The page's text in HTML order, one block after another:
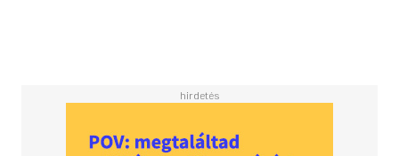
Außerdem: Speaking Course in Band 5 und Mediation
File, Vocabulary, Dictionary